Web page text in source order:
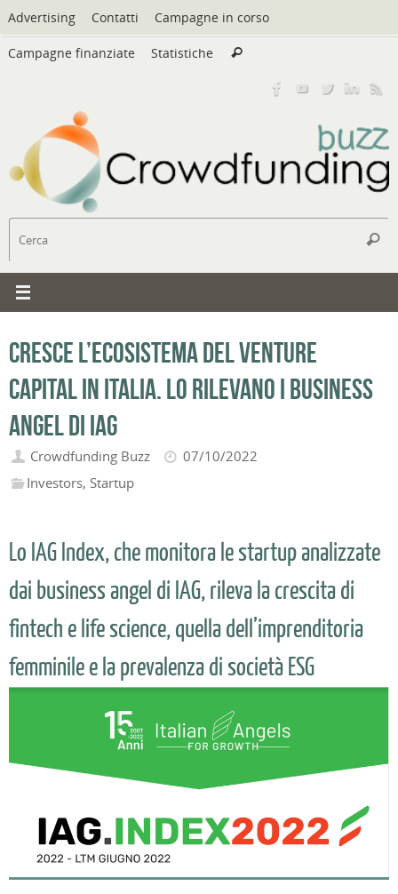
Vai
al
contenuto
Advertising Contatti Campagne in corso
Campagne finanziate Statistiche Cerca
Cerca
Cresce l’ecosistema del Venture
Capital in Italia. Lo rilevano i business
angel di IAG
Crowdfunding Buzz
07/10/2022
Investors, Startup
Lo IAG Index, che monitora le startup analizzate
dai business angel di IAG, rileva la crescita di
fintech e life science, quella dell’imprenditoria
femminile e la prevalenza di società ESG